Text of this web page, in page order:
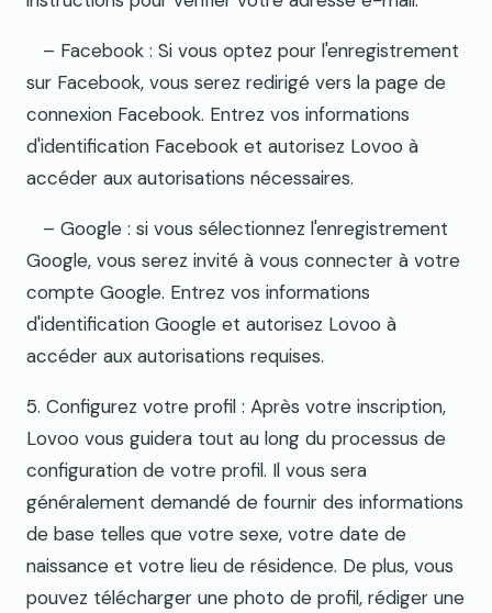
– Facebook : Si vous optez pour l'enregistrement
sur Facebook, vous serez redirigé vers la page de
connexion Facebook. Entrez vos informations
d'identification Facebook et autorisez Lovoo à
accéder aux autorisations nécessaires.
– Google : si vous sélectionnez l'enregistrement
Google, vous serez invité à vous connecter à votre
compte Google. Entrez vos informations
d'identification Google et autorisez Lovoo à
accéder aux autorisations requises.
5. Configurez votre profil : Après votre inscription,
Lovoo vous guidera tout au long du processus de
configuration de votre profil. Il vous sera
généralement demandé de fournir des informations
de base telles que votre sexe, votre date de
naissance et votre lieu de résidence. De plus, vous
pouvez télécharger une photo de profil, rédiger une